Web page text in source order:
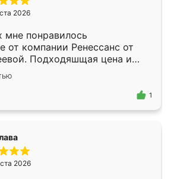
2026
мне понравилось
от компании Ренессанс от
Подходяшщая цена и
изготовления. Приехавший
Владислав
моему эскизу самый
1
2026